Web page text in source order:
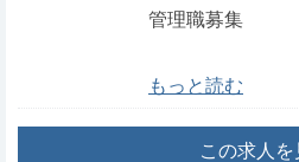
管理職募集
もっと読む
この求人を